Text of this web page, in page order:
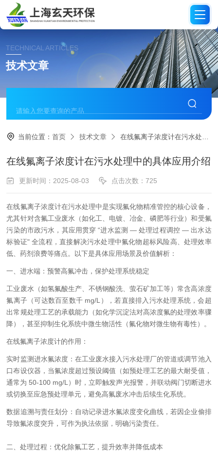
TECHNICAL ARTICLES
技术文章
当前位置：首页 技术文章 在线氟离子浓度计在污水处理中的具体应用介绍
在线氟离子浓度计在污水处理中的具体应用介绍
更新时间：2025-08-03 点击次数：725
在线氟离子浓度计在污水处理中是实现氟化物精准管控的核心设备，
尤其针对含氟工业废水（如化工、电镀、冶金、磷肥等行业）和受氟
污染的市政污水，其应用贯穿 “进水监测 — 处理过程调控 — 出水达
标验证" 全流程，直接解决污水处理中氟化物超标风险高、处理效率
低、药剂浪费等痛点。以下是具体应用场景及价值解析：
一、进水端：预警高氟冲击，保护处理系统稳定
工业废水（如氢氟酸生产、不锈钢酸洗、萤石矿加工等）常含高浓度
氟离子（可达数百至数千 mg/L），若直接排入污水处理系统，会超
出常规处理工艺的承载能力（如化学沉淀法对高浓度氟的处理效率骤
降），甚至抑制生化系统中微生物活性（氟化物对微生物有毒性）。
在线氟离子浓度计的作用：
实时监测进水氟浓度：在工业废水接入污水处理厂的管道或调节池入
口布设仪器，当氟浓度超过预设阈值（如预处理工艺的最大耐受值，
通常为 50-100 mg/L）时，立即触发声光报警，并联动阀门切断进水
或切换至应急预处理单元，避免高氟废水冲击后续生化系统。
数据追溯与责任划分：自动记录进水氟浓度变化曲线，若因企业偷排
导致氟浓度突升，可作为执法依据，明确污染责任。
二、处理过程：优化除氟工艺，提升效率并降低成本